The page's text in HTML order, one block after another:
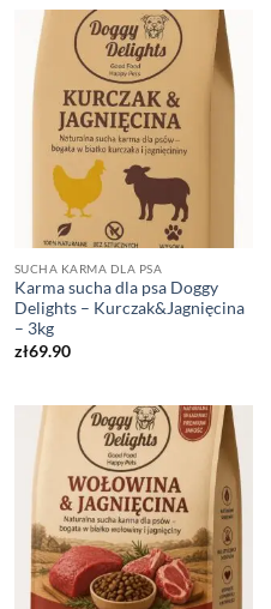
SUCHA KARMA DLA PSA
Karma sucha dla psa Doggy
Delights – Kurczak&Jagnięcina
– 3kg
zł69.90